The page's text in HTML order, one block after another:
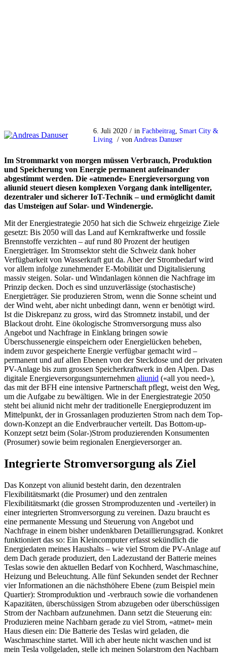
6. Juli 2020 / in Fachbeitrag Smart City &
Living / von Andreas Danuser
Im Strommarkt von morgen müssen Verbrauch, Produktion
und Speicherung von Energie permanent aufeinander
abgestimmt werden. Die «atmende» Energieversorgung von
aliunid steuert diesen komplexen Vorgang dank intelligenter,
dezentraler und sicherer IoT-Technik – und ermöglicht damit
das Umsteigen auf Solar- und Windenergie.
Mit der Energiestrategie 2050 hat sich die Schweiz ehrgeizige Ziele
gesetzt: Bis 2050 will das Land auf Kernkraftwerke und fossile
Brennstoffe verzichten – auf rund 80 Prozent der heutigen
Energieträger. Im Stromsektor steht die Schweiz dank hoher
Verfügbarkeit von Wasserkraft gut da. Aber der Strombedarf wird
vor allem infolge zunehmender E-Mobilität und Digitalisierung
massiv steigen. Solar- und Windanlagen können die Nachfrage im
Prinzip decken. Doch es sind unzuverlässige (stochastische)
Energieträger. Sie produzieren Strom, wenn die Sonne scheint und
der Wind weht, aber nicht unbedingt dann, wenn er benötigt wird.
Ist die Diskrepanz zu gross, wird das Stromnetz instabil, und der
Blackout droht. Eine ökologische Stromversorgung muss also
Angebot und Nachfrage in Einklang bringen sowie
Überschussenergie einspeichern oder Energielücken beheben,
indem zuvor gespeicherte Energie verfügbar gemacht wird –
permanent und auf allen Ebenen von der Steckdose und der privaten
PV-Anlage bis zum grossen Speicherkraftwerk in den Alpen. Das
digitale Energieversorgungsunternehmen aliunid («all you need»),
das mit der BFH eine intensive Partnerschaft pflegt, weist den Weg,
um die Aufgabe zu bewältigen. Wie in der Energiestrategie 2050
steht bei aliunid nicht mehr der traditionelle Energieproduzent im
Mittelpunkt, der in Grossanlagen produzierten Strom nach dem Top-
down-Konzept an die Endverbraucher verteilt. Das Bottom-up-
Konzept setzt beim (Solar-)Strom produzierenden Konsumenten
(Prosumer) sowie beim regionalen Energieversorger an.
Integrierte Stromversorgung als Ziel
Das Konzept von aliunid besteht darin, den dezentralen
Flexibilitätsmarkt (die Prosumer) und den zentralen
Flexibilitätsmarkt (die grossen Stromproduzenten und -verteiler) in
einer integrierten Stromversorgung zu vereinen. Dazu braucht es
eine permanente Messung und Steuerung von Angebot und
Nachfrage in einem bisher undenkbaren Detaillierungsgrad. Konkret
funktioniert das so: Ein Kleincomputer erfasst sekündlich die
Energiedaten meines Haushalts – wie viel Strom die PV-Anlage auf
dem Dach gerade produziert, den Ladezustand der Batterie meines
Teslas sowie den aktuellen Bedarf von Kochherd, Waschmaschine,
Heizung und Beleuchtung. Alle fünf Sekunden sendet der Rechner
vier Informationen an die nächsthöhere Ebene (zum Beispiel mein
Quartier): Stromproduktion und -verbrauch sowie die vorhandenen
Kapazitäten, überschüssigen Strom abzugeben oder überschüssigen
Strom der Nachbarn aufzunehmen. Dann setzt die Steuerung ein:
Produzieren meine Nachbarn gerade zu viel Strom, «atmet» mein
Haus diesen ein: Die Batterie des Teslas wird geladen, die
Waschmaschine startet. Will ich aber heute nicht waschen und ist
mein Tesla vollgeladen, stelle ich meinen Solarstrom den Nachbarn